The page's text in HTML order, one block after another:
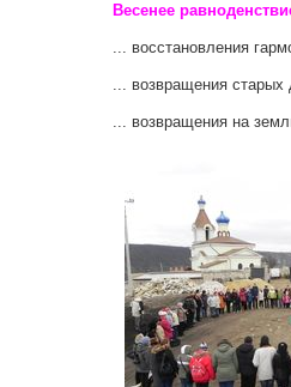
Весенее
... восстановления
... возвращения
... возвращения на